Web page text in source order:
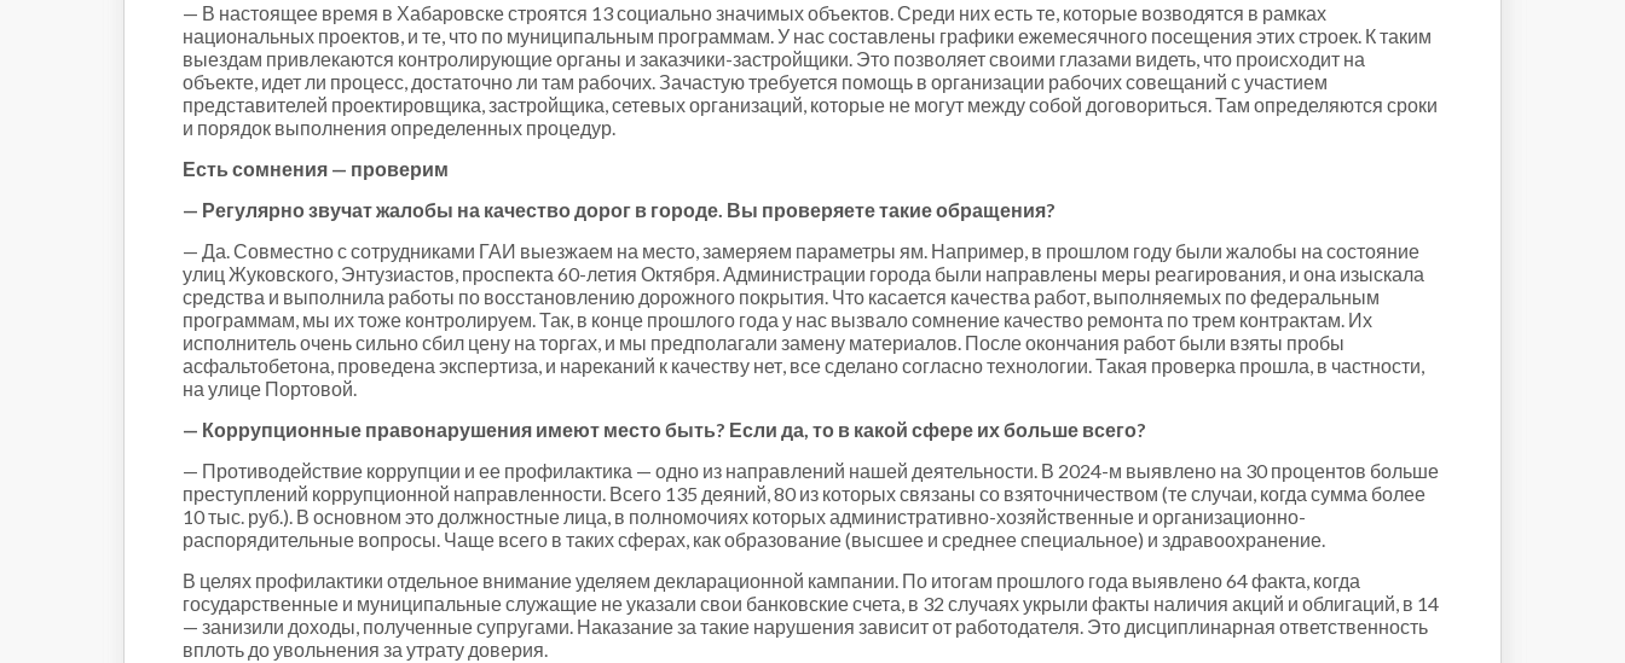
— В настоящее время в Хабаровске строятся 13 социально значимых объектов. Среди них есть те, которые возводятся в рамках
национальных проектов, и те, что по муниципальным программам. У нас составлены графики ежемесячного посещения этих строек. К таким
выездам привлекаются контролирующие органы и заказчики-застройщики. Это позволяет своими глазами видеть, что происходит на
объекте, идет ли процесс, достаточно ли там рабочих. Зачастую требуется помощь в организации рабочих совещаний с участием
представителей проектировщика, застройщика, сетевых организаций, которые не могут между собой договориться. Там определяются сроки
и порядок выполнения определенных процедур.
Есть сомнения — проверим
— Регулярно звучат жалобы на качество дорог в городе. Вы проверяете такие обращения?
— Да. Совместно с сотрудниками ГАИ выезжаем на место, замеряем параметры ям. Например, в прошлом году были жалобы на состояние
улиц Жуковского, Энтузиастов, проспекта 60-летия Октября. Администрации города были направлены меры реагирования, и она изыскала
средства и выполнила работы по восстановлению дорожного покрытия. Что касается качества работ, выполняемых по федеральным
программам, мы их тоже контролируем. Так, в конце прошлого года у нас вызвало сомнение качество ремонта по трем контрактам. Их
исполнитель очень сильно сбил цену на торгах, и мы предполагали замену материалов. После окончания работ были взяты пробы
асфальтобетона, проведена экспертиза, и нареканий к качеству нет, все сделано согласно технологии. Такая проверка прошла, в частности,
на улице Портовой.
— Коррупционные правонарушения имеют место быть? Если да, то в какой сфере их больше всего?
— Противодействие коррупции и ее профилактика — одно из направлений нашей деятельности. В 2024-м выявлено на 30 процентов больше
преступлений коррупционной направленности. Всего 135 деяний, 80 из которых связаны со взяточничеством (те случаи, когда сумма более
10 тыс. руб.). В основном это должностные лица, в полномочиях которых административно-хозяйственные и организационно-
распорядительные вопросы. Чаще всего в таких сферах, как образование (высшее и среднее специальное) и здравоохранение.
В целях профилактики отдельное внимание уделяем декларационной кампании. По итогам прошлого года выявлено 64 факта, когда
государственные и муниципальные служащие не указали свои банковские счета, в 32 случаях укрыли факты наличия акций и облигаций, в 14
— занизили доходы, полученные супругами. Наказание за такие нарушения зависит от работодателя. Это дисциплинарная ответственность
вплоть до увольнения за утрату доверия.